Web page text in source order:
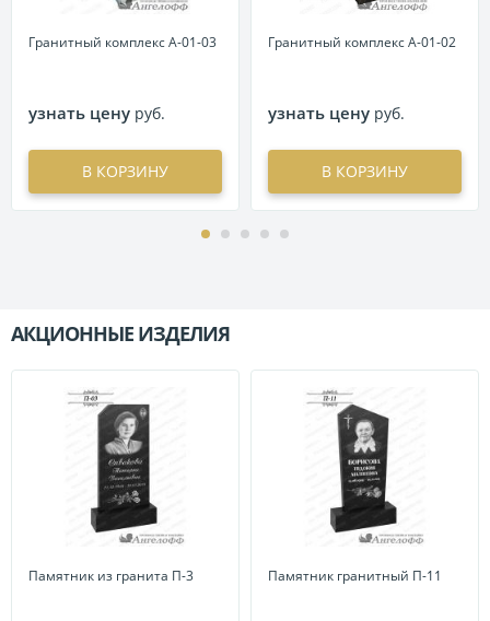
Гранитный комплекс А-01-03
узнать цену руб.
В КОРЗИНУ
Гранитный комплекс А-01-02
узнать цену руб.
В КОРЗИНУ
АКЦИОННЫЕ ИЗДЕЛИЯ
Памятник из гранита П-3 Памятник гранитный П-11